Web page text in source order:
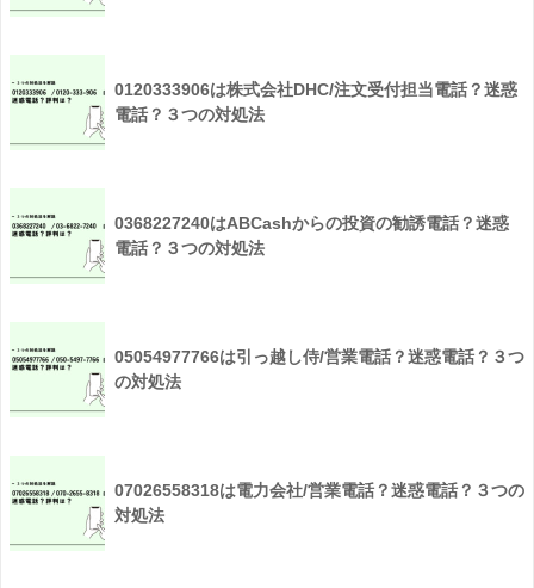
0120333906は株式会社DHC/注文受付担当電話？迷惑
電話？３つの対処法
0368227240はABCashからの投資の勧誘電話？迷惑
電話？３つの対処法
05054977766は引っ越し侍/営業電話？迷惑電話？３つ
の対処法
07026558318は電力会社/営業電話？迷惑電話？３つの
対処法